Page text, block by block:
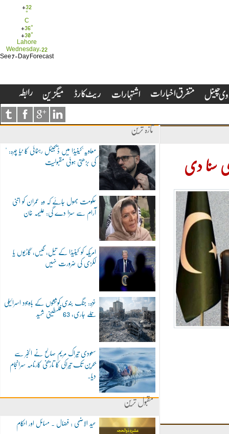
+32
°
C
+36°
+30°
Lahore
Wednesday, 22
See 7-Day Forecast
تازہ ترین
"معاویہ"کینیڈا میں ڈیجیٹل رہنمائی کا نیا چہرہ:
کی بڑھتی ہوئی مقبولیت
حکومت بھول جائے کہ وہ عمران کو اتنی
آرام سے سزا دے گی: علیمہ خان
امریکہ کو کینیڈا کے تیل، گیس، گاڑیوں یا
لکڑی کی ضرورت نہیں
غزہ: جنگ بندی کوششوں کے باوجود اسرائیلی
حملے جاری، 63 فلسطینی شہید
سعودی تیراک مریم صالح نے الخبر سے
بحرین تک تیراکی کا تاریخی کارنامہ سرانجام
دیا۔
مقبول ترین
عید الاضحی : فضال ۔ مسائل اور احکام
سنا دی